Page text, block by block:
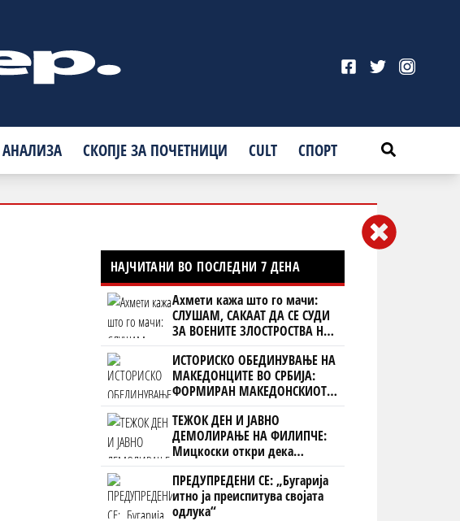
АНАЛИЗА СКОПЈЕ ЗА ПОЧЕТНИЦИ CULT СПОРТ
НАЈЧИТАНИ ВО ПОСЛЕДНИ 7 ДЕНА
Ахмети кажа што го мачи:
СЛУШАМ, САКААТ ДА СЕ СУДИ
ЗА ВОЕНИТЕ ЗЛОСТРОСТВА НА
УЧК...
ИСТОРИСКО ОБЕДИНУВАЊЕ НА
МАКЕДОНЦИТЕ ВО СРБИЈА:
ФОРМИРАН МАКЕДОНСКИОТ
НАЦИОНАЛЕН СОЈУЗ
ТЕЖОК ДЕН И ЈАВНО
ДЕМОЛИРАЊЕ НА ФИЛИПЧЕ:
Мицкоски откри дека
човекот појма нема од
ништо, освен за кеш
ПРЕДУПРЕДЕНИ СЕ: „Бугарија
итно ја преиспитува својата
одлука“